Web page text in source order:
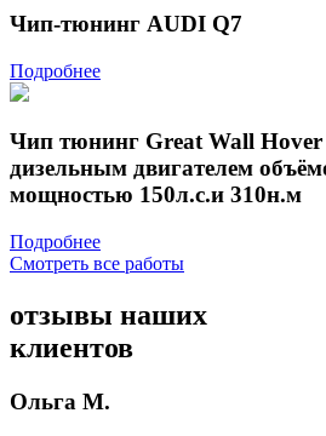
Чип-тюнинг AUDI Q7
Подробнее
Чип тюнинг Great Wall Hover
дизельным двигателем
мощностью 150л.с.и 310н.м
Подробнее
Смотреть все работы
отзывы наших
клиентов
Ольга М.